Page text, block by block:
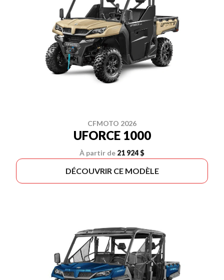
CFMOTO 2026
UFORCE 1000
À partir de 21 924 $
DÉCOUVRIR CE MODÈLE